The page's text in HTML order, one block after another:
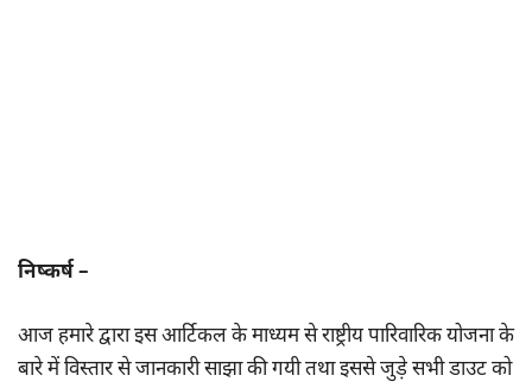
निष्कर्ष –
आज हमारे द्वारा इस आर्टिकल के माध्यम से राष्ट्रीय पारिवारिक योजना के
बारे में विस्तार से जानकारी साझा की गयी तथा इससे जुड़े सभी डाउट को